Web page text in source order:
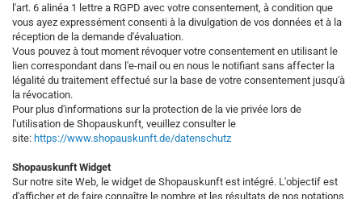
l'art. 6 alinéa 1 lettre a RGPD avec votre consentement, à condition que
vous ayez expressément consenti à la divulgation de vos données et à la
réception de la demande d'évaluation.
Vous pouvez à tout moment révoquer votre consentement en utilisant le
lien correspondant dans l'e-mail ou en nous le notifiant sans affecter la
légalité du traitement effectué sur la base de votre consentement jusqu'à
la révocation.
Pour plus d'informations sur la protection de la vie privée lors de
l'utilisation de Shopauskunft, veuillez consulter le
site: https://www.shopauskunft.de/datenschutz
Shopauskunft Widget
Sur notre site Web, le widget de Shopauskunft est intégré. L'objectif est
d'afficher et de faire connaître le nombre et les résultats de nos notations